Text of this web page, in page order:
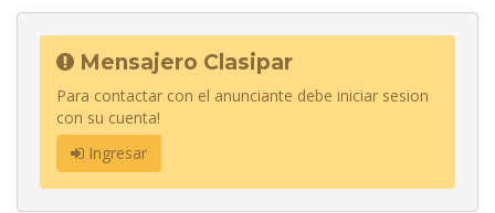
Mensajero Clasipar
Para contactar con el anunciante debe iniciar sesion
con su cuenta!
Ingresar